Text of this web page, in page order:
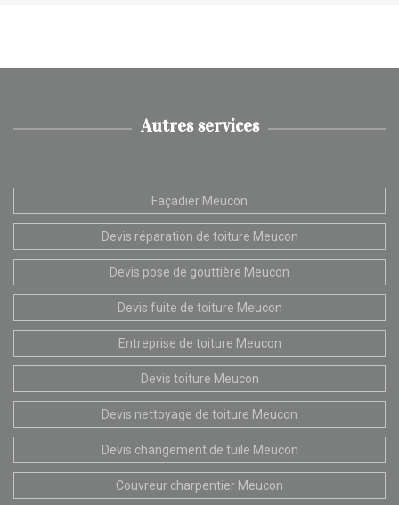
Autres services
Façadier Meucon
Devis réparation de toiture Meucon
Devis pose de gouttière Meucon
Devis fuite de toiture Meucon
Entreprise de toiture Meucon
Devis toiture Meucon
Devis nettoyage de toiture Meucon
Devis changement de tuile Meucon
Couvreur charpentier Meucon